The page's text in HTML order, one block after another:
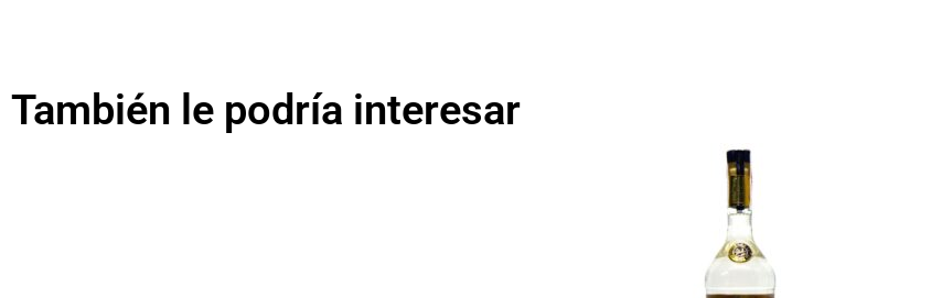
También le podría interesar